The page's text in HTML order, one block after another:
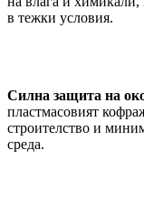
в тежки условия.
Силна защита на
пластмасовият
строителство и
среда.